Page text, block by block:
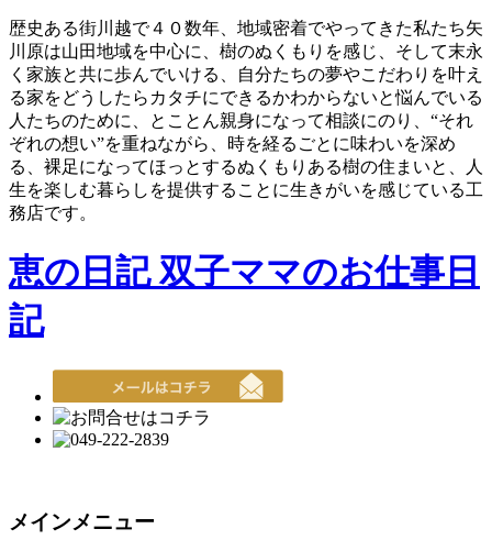
歴史ある街川越で４０数年、地域密着でやってきた私たち矢
川原は山田地域を中心に、樹のぬくもりを感じ、そして末永
く家族と共に歩んでいける、自分たちの夢やこだわりを叶え
る家をどうしたらカタチにできるかわからないと悩んでいる
人たちのために、とことん親身になって相談にのり、“それ
ぞれの想い”を重ねながら、時を経るごとに味わいを深め
る、裸足になってほっとするぬくもりある樹の住まいと、人
生を楽しむ暮らしを提供することに生きがいを感じている工
務店です。
恵の日記 双子ママのお仕事日
記
メインメニュー